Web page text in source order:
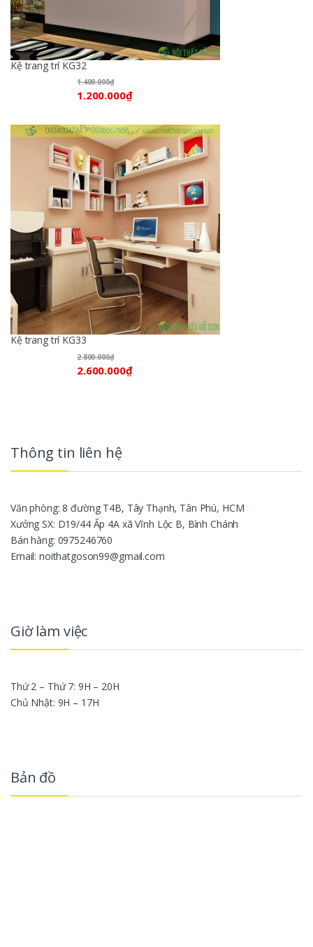
Kệ trang trí KG32
1.400.000₫
1.200.000₫
Kệ trang trí KG33
2.800.000₫
2.600.000₫
Thông tin liên hệ
Văn phòng: 8 đường T4B, Tây Thạnh, Tân Phú, HCM
Xưởng SX: D19/44 Ấp 4A xã Vĩnh Lộc B, Bình Chánh
Bán hàng: 0975246760
Email: noithatgoson99@gmail.com
Giờ làm việc
Thứ 2 – Thứ 7: 9H – 20H
Chủ Nhật: 9H – 17H
Bản đồ